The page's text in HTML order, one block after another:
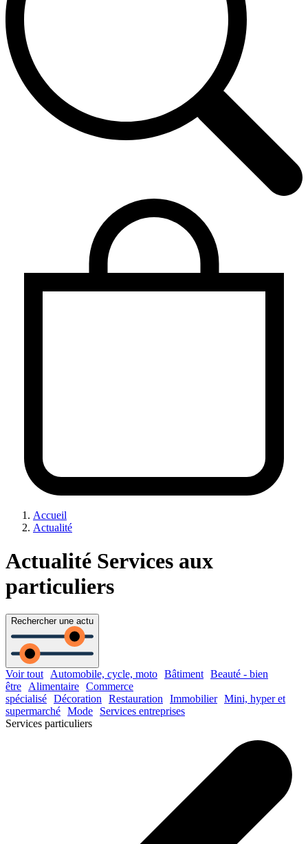
Accueil
Actualité
Actualité Services aux
particuliers
Rechercher une actu
Voir tout Automobile, cycle, moto Bâtiment Beauté - bien
être Alimentaire Commerce
spécialisé Décoration Restauration Immobilier Mini, hyper et
supermarché Mode
Services entreprises
Services particuliers